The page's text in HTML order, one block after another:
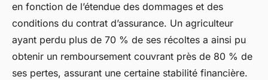
en fonction de l’étendue des dommages et des
conditions du contrat d’assurance. Un agriculteur
ayant perdu plus de 70 % de ses récoltes a ainsi pu
obtenir un remboursement couvrant près de 80 % de
ses pertes, assurant une certaine stabilité financière.